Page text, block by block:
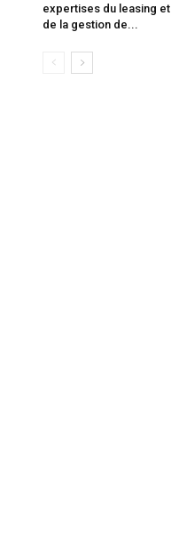
expertises du leasing et
de la gestion de...